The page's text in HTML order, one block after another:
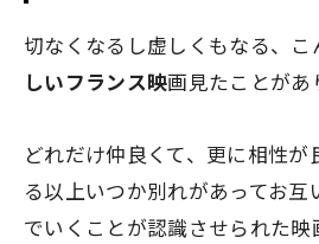
切なくなるし虚しくもなる、こ
しいフランス映画見たことがあ
どれだけ仲良くて、更に相性が
る以上いつか別れがあってお互
でいくことが認識させられた映